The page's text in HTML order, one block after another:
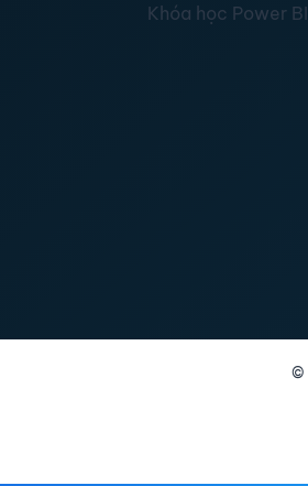
Khóa học Power BI
©